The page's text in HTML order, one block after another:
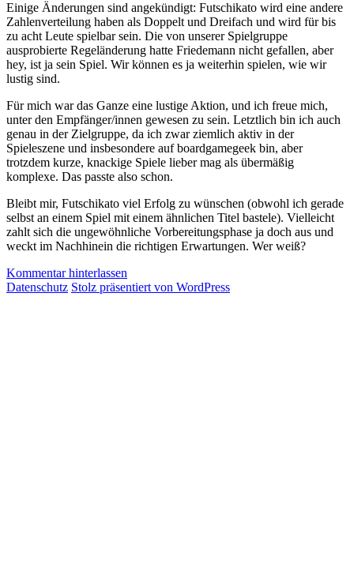
Einige Änderungen sind angekündigt: Futschikato wird eine andere
Zahlenverteilung haben als Doppelt und Dreifach und wird für bis
zu acht Leute spielbar sein. Die von unserer Spielgruppe
ausprobierte Regeländerung hatte Friedemann nicht gefallen, aber
hey, ist ja sein Spiel. Wir können es ja weiterhin spielen, wie wir
lustig sind.
Für mich war das Ganze eine lustige Aktion, und ich freue mich,
unter den Empfänger/innen gewesen zu sein. Letztlich bin ich auch
genau in der Zielgruppe, da ich zwar ziemlich aktiv in der
Spieleszene und insbesondere auf boardgamegeek bin, aber
trotzdem kurze, knackige Spiele lieber mag als übermäßig
komplexe. Das passte also schon.
Bleibt mir, Futschikato viel Erfolg zu wünschen (obwohl ich gerade
selbst an einem Spiel mit einem ähnlichen Titel bastele). Vielleicht
zahlt sich die ungewöhnliche Vorbereitungsphase ja doch aus und
weckt im Nachhinein die richtigen Erwartungen. Wer weiß?
Kommentar hinterlassen
Datenschutz Stolz präsentiert von WordPress